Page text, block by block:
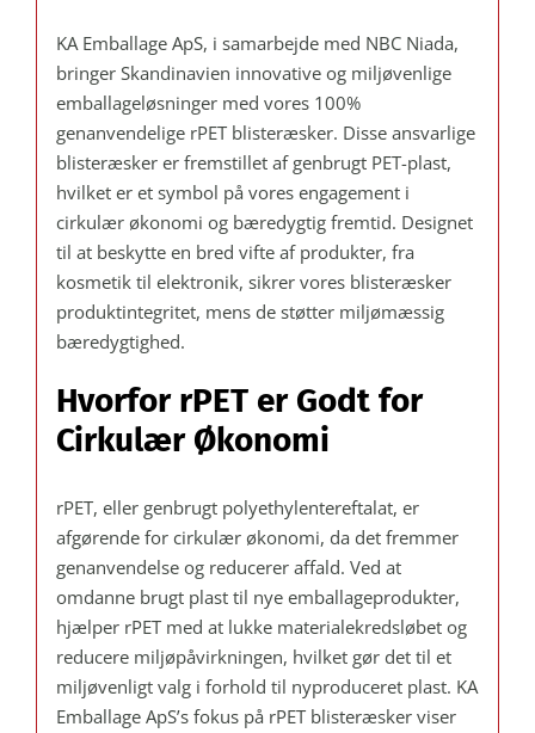
300
stk.
antal
KA Emballage ApS, i samarbejde med NBC Niada,
bringer Skandinavien innovative og miljøvenlige
emballageløsninger med vores 100%
genanvendelige rPET blisteræsker. Disse ansvarlige
blisteræsker er fremstillet af genbrugt PET-plast,
hvilket er et symbol på vores engagement i
cirkulær økonomi og bæredygtig fremtid. Designet
til at beskytte en bred vifte af produkter, fra
kosmetik til elektronik, sikrer vores blisteræsker
produktintegritet, mens de støtter miljømæssig
bæredygtighed.
Hvorfor rPET er Godt for
Cirkulær Økonomi
rPET, eller genbrugt polyethylentereftalat, er
afgørende for cirkulær økonomi, da det fremmer
genanvendelse og reducerer affald. Ved at
omdanne brugt plast til nye emballageprodukter,
hjælper rPET med at lukke materialekredsløbet og
reducere miljøpåvirkningen, hvilket gør det til et
miljøvenligt valg i forhold til nyproduceret plast. KA
Emballage ApS’s fokus på rPET blisteræsker viser